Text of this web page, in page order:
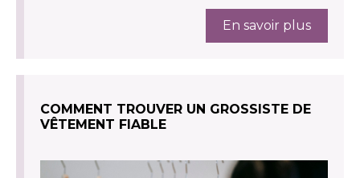
En savoir plus
COMMENT TROUVER UN GROSSISTE DE
VÊTEMENT FIABLE